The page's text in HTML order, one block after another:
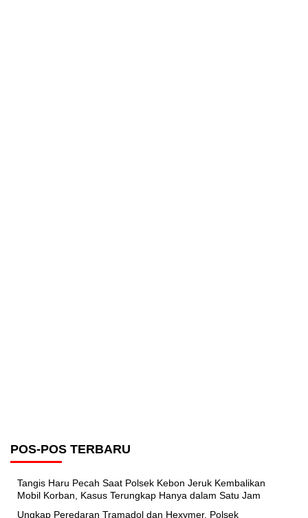
POS-POS TERBARU
Tangis Haru Pecah Saat Polsek Kebon Jeruk Kembalikan
Mobil Korban, Kasus Terungkap Hanya dalam Satu Jam
Ungkap Peredaran Tramadol dan Hexymer, Polsek